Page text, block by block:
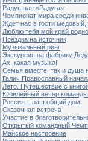
Радушная «Радуга»
Чемпионат мира среди
Ждет нас в гости
Люблю тебя мой край
Поездка на источник
Музыкальный ринг
Экскурсия на фабрику
Ах, какая музыка!
Семья вместе, так и душа
Галич Православный
Лето. Путешествие с
Юбилейный вечер
Россия – наш общий дом
Сказочная встреча
Участие в
Открытый командный
Майское настроение